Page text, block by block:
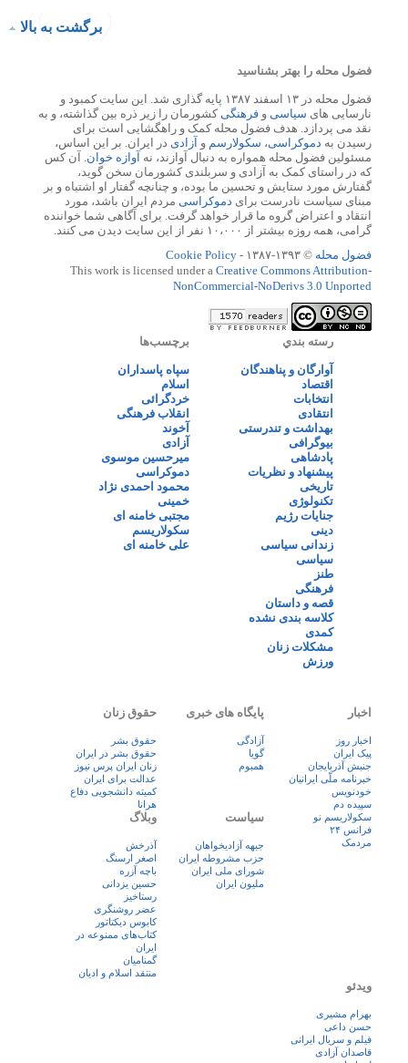
برگشت به بالا
فضول محله را بهتر بشناسید
فضول محله در ۱۳ اسفند ۱۳۸۷ پایه گذاری شد. این سایت کمبود و
نارسایی های سیاسی و فرهنگیکشورمان را زیر ذره بین گذاشته، و به
نقد می پردازد. هدف فضول محله کمک و راهگشایی است برای
رسیدن به دموکراسی، سکولارسم و آزادی در ایران. بر این اساس،
مسئولین فضول محله همواره به دنبال آوازند، نه آوازه خوان. آن کس
که در راستای کمک به آزادی و سربلندی کشورمان سخن گوید،
گفتارش مورد ستایش و تحسین ما بوده، و چنانچه گفتار او اشتباه و بر
مبنای سیاست نادرست برای دموکراسی مردم ایران باشد، مورد
انتقاد و اعتراض گروه ما قرار خواهد گرفت. برای آگاهی شما خواننده
گرامی، همه روزه بیشتر از ۱۰،۰۰۰ نفر از این سایت دیدن می کنند.
فضول محله © ۱۳۹۳-۱۳۸۷ -
Cookie Policy
This work is licensed under a Creative Commons Attribution-
NonCommercial-NoDerivs 3.0 Unported
رسته بندي
آوارگان و پناهندگان
اقتصاد
انتخابات
انتقادی
بهداشت و تندرستی
بیوگرافی
پادشاهی
پیشنهاد و نظریات
تاریخی
تکنولوژی
جنایات رژیم
دینی
زندانی سیاسی
سیاسی
طنز
فرهنگی
قصه و داستان
کلاسه بندی نشده
کمدی
مشکلات زنان
ورزش
برچسب‌ها
سپاه پاسداران
اسلام
خردگرائی
انقلاب فرهنگی
آخوند
آزادی
میرحسین موسوی
دموکراسی
محمود احمدی نژاد
خمینی
مجتبی خامنه ای
سکولاریسم
علی خامنه ای
اخبار
اخبار روز
پيک ايران
جنبش آذربایجان
خبرنامه ملّی ایرانیان
خودنویس
سپیده دم
سکولاریسم نو
فرانس ۲۴
مردمک
پایگاه های خبری
آزادگی
گویا
همبوم
حقوق زنان
حقوق بشر
حقوق بشر در ایران
زنان ايران پرس نيوز
عدالت برای ایران
کمیته دانشجویی دفاع
هرانا
سیاست
جبهه آزادیخواهان
حزب مشروطه ایران
شورای ملی ایران
ملیون ایران
وبلاگ
آذرخش
اصغر ارسنگ
باچه آزره
حسین یزدانی
رستاخیز
عضر روشنگری
کابوس دیکتاتور
کتاب‌های ممنوعه در
ایران
گمنامیان
منتقد اسلام و ادیان
ویدئو
بهرام مشیری
حسن داعی
فيلم و سريال ايرانی
قاصدان آزادی